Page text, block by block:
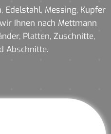
Messing, Kupfer
Ihnen nach Mettmann
Platten, Zuschnitte,
Abschnitte.